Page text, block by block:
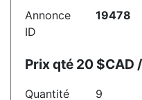
Annonce
ID
19478
Prix qté 20 $CAD
Quantité 9